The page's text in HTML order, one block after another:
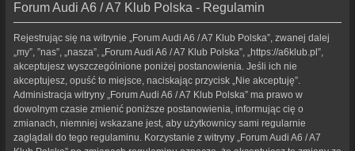
Forum Audi A6 / A7 Klub Polska - Regulamin
Rejestrując się na witrynie „Forum Audi A6 / A7 Klub Polska”, zwanej dalej
„my”, ”nas”, „nasza”, „Forum Audi A6 / A7 Klub Polska”, „https://a6klub.pl”,
akceptujesz wyszczególnione poniżej postanowienia. Jeśli ich nie
akceptujesz, opuść to miejsce, naciskając przycisk „Nie akceptuję”.
Administracja witryny „Forum Audi A6 / A7 Klub Polska” ma prawo w
dowolnym czasie zmienić poniższe postanowienia, informując cię o
zmianach, niemniej wskazane jest, aby użytkownicy sami regularnie
zaglądali do tego regulaminu. Korzystanie z witryny „Forum Audi A6 / A7